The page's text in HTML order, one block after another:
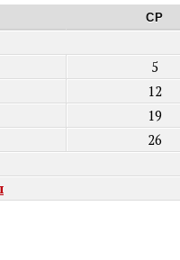
СР
5
12
19
26